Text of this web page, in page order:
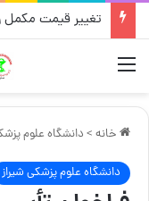
تغییر قیمت مکمل و
منو
خانه > دانشگاه علوم
دانشگاه علوم پزشکی شیراز